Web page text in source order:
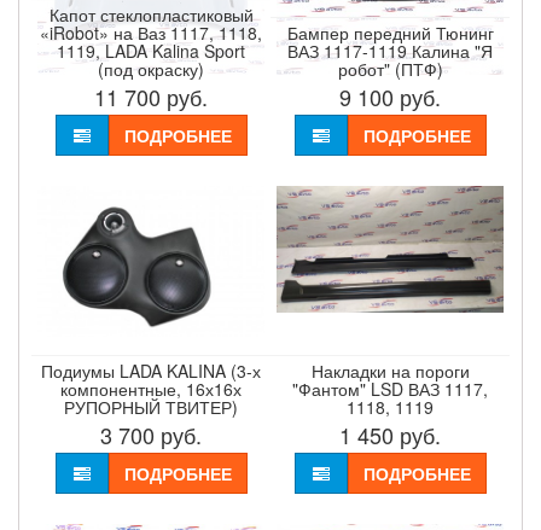
Капот стеклопластиковый
«iRobot» на Ваз 1117, 1118,
1119, LADA Kalina Sport
(под окраску)
11 700 руб.
ПОДРОБНЕЕ
Бампер передний Тюнинг
ВАЗ 1117-1119 Калина "Я
робот" (ПТФ)
9 100 руб.
ПОДРОБНЕЕ
Подиумы LADA KALINA (3-х
компонентные, 16х16х
РУПОРНЫЙ ТВИТЕР)
3 700 руб.
ПОДРОБНЕЕ
Накладки на пороги
"Фантом" LSD ВАЗ 1117,
1118, 1119
1 450 руб.
ПОДРОБНЕЕ